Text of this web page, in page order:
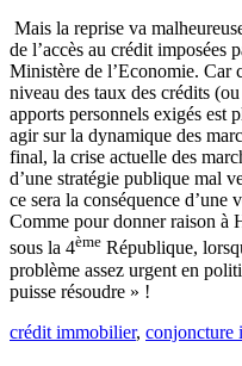
Mais la reprise va
de l’accès au crédit imposées
Ministère de l’Economie. Car
niveau des taux des crédits
apports personnels exigés est
agir sur la dynamique des
final, la crise actuelle des
d’une stratégie publique mal
ce sera la conséquence
Comme pour donner raison à
sous la 4ème République,
problème assez urgent en
puisse résoudre » !
crédit immobilier, conjoncture